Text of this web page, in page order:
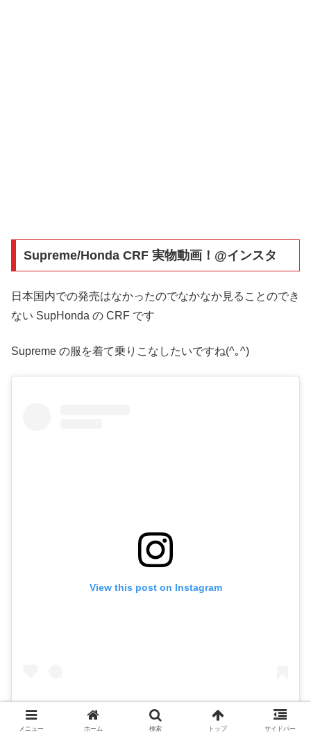
Supreme/Honda CRF 実物動画！@インスタ
日本国内での発売はなかったのでなかなか見ることのでき
ない SupHonda の CRF です
Supreme の服を着て乗りこなしたいですね(^｡^)
View this post on Instagram
A behind the scenes look at the whole process. Pumped
that @miller and I could share this with you!
メニュー ホーム 検索 トップ サイドバー